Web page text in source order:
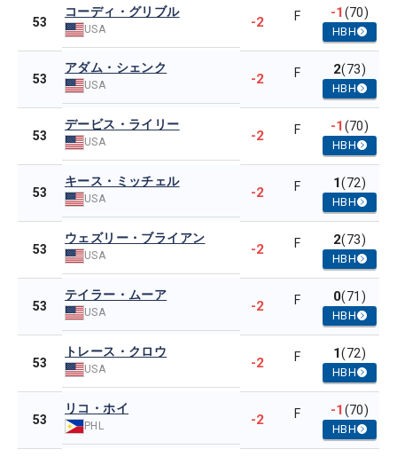
53
コーディ・グリブル
USA -2 F -1(70)
HBH
53
アダム・シェンク
USA -2 F 2(73)
HBH
53
デービス・ライリー
USA -2 F -1(70)
HBH
53
キース・ミッチェル
USA -2 F 1(72)
HBH
53
ウェズリー・ブライアン
USA -2 F 2(73)
HBH
53
テイラー・ムーア
USA -2 F 0(71)
HBH
53
トレース・クロウ
USA -2 F 1(72)
HBH
53
リコ・ホイ
PHL -2 F -1(70)
HBH